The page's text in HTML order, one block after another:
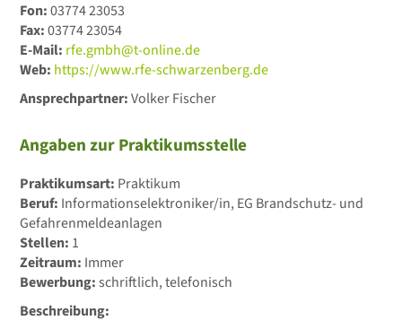
Fon:03774 23053
Fax:03774 23054
E-Mail: rfe.gmbh@t-online.de
Web: https://www.rfe-schwarzenberg.de
Ansprechpartner:Volker Fischer
Angaben zur Praktikumsstelle
Praktikumsart: Praktikum
Beruf: Informationselektroniker/in, EG Brandschutz- und
Gefahrenmeldeanlagen
Stellen: 1
Zeitraum: Immer
Bewerbung:schriftlich, telefonisch
Beschreibung: